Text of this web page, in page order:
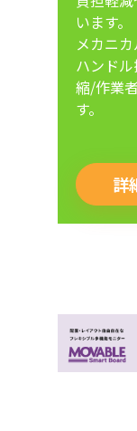
います。
メカニ
ハンド
縮/作業
す。
詳